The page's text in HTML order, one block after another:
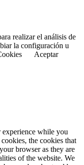
realizar el análisis de
la configuración u
Aceptar
experience while you
the cookies that
browser as they are
of the website. We